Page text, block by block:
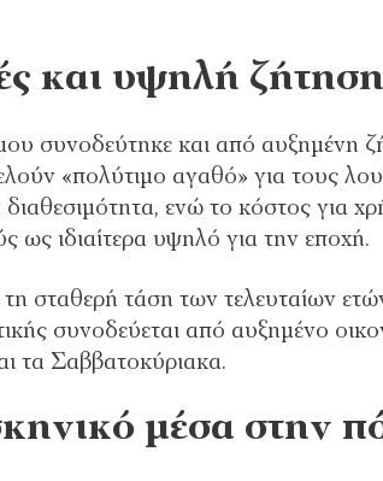
και υψηλή
συνοδεύτηκε και από αυξημένη
«πολύτιμο αγαθό» για τους
διαθεσιμότητα, ενώ το κόστος για
ως ιδιαίτερα υψηλό για την εποχή.
τη σταθερή τάση των τελευταίων
συνοδεύεται από αυξημένο
τα Σαββατοκύριακα.
μέσα στην